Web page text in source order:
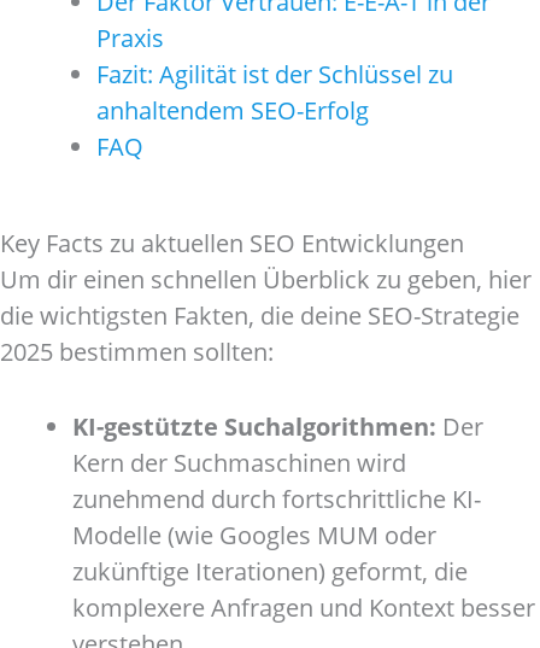
Praxis
Fazit: Agilität ist der Schlüssel zu
anhaltendem SEO-Erfolg
FAQ
Key Facts zu aktuellen SEO Entwicklungen
Um dir einen schnellen Überblick zu geben, hier
die wichtigsten Fakten, die deine SEO-Strategie
2025 bestimmen sollten:
KI-gestützte Suchalgorithmen: Der
Kern der Suchmaschinen wird
zunehmend durch fortschrittliche KI-
Modelle (wie Googles MUM oder
zukünftige Iterationen) geformt, die
komplexere Anfragen und Kontext besser